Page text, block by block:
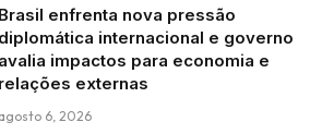
Brasil enfrenta nova pressão
diplomática internacional e governo
avalia impactos para economia e
relações externas
agosto 6, 2026